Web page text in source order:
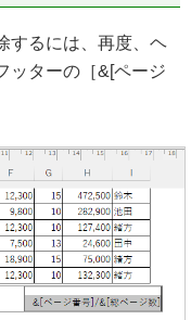
するには、再度、ヘ
ッターの［&[ページ